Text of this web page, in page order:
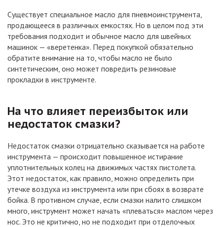
Существует специальное масло для пневмоинструмента,
продающееся в различных емкостях. Но в целом под эти
требования подходит и обычное масло для швейных
машинок — «веретенка». Перед покупкой обязательно
обратите внимание на то, чтобы масло не было
синтетическим, оно может повредить резиновые
прокладки в инструменте.
На что влияет переизбыток или
недостаток смазки?
Недостаток смазки отрицательно сказывается на работе
инструмента — происходит повышенное истирание
уплотнительных колец на движимых частях пистолета.
Этот недостаток, как правило, можно определить при
утечке воздуха из инструмента или при сбоях в возврате
бойка. В противном случае, если смазки налито слишком
много, инструмент может начать «плеваться» маслом через
нос. Это не критично, но не подходит при отделочных